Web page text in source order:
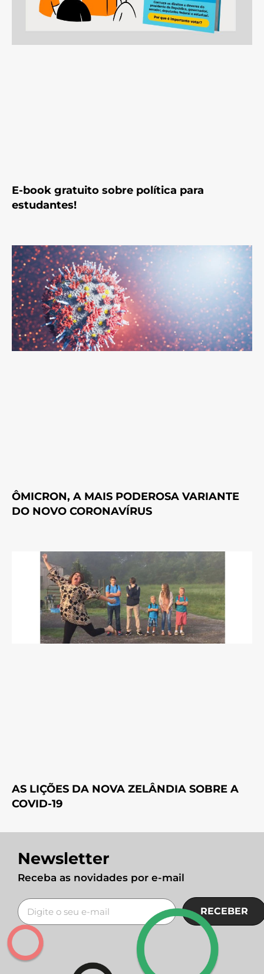
E-book gratuito sobre política para
estudantes!
ÔMICRON, A MAIS PODEROSA VARIANTE
DO NOVO CORONAVÍRUS
AS LIÇÕES DA NOVA ZELÂNDIA SOBRE A
COVID-19
Newsletter
Receba as novidades por e-mail
RECEBER